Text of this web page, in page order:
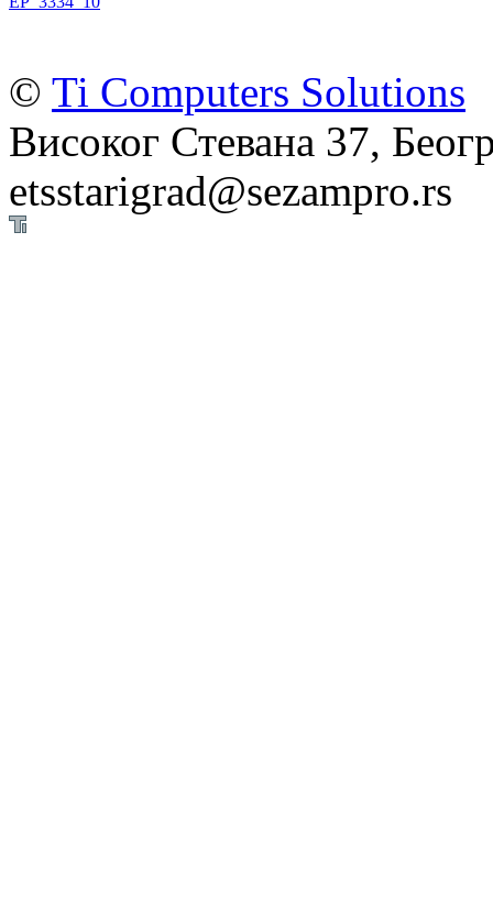
© Ti Computers Solutions
Високог Стевана 37,
etsstarigrad@sezampro.rs